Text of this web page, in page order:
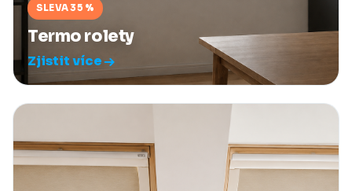
SLEVA 35 %
Termo rolety
Zjistit více